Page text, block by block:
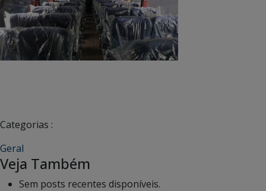
Categorias :
Geral
Veja Também
Sem posts recentes disponíveis.